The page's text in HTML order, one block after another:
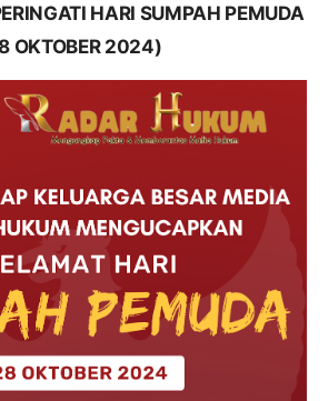
HARI SUMPAH PEMUDA
OKTOBER 2024)